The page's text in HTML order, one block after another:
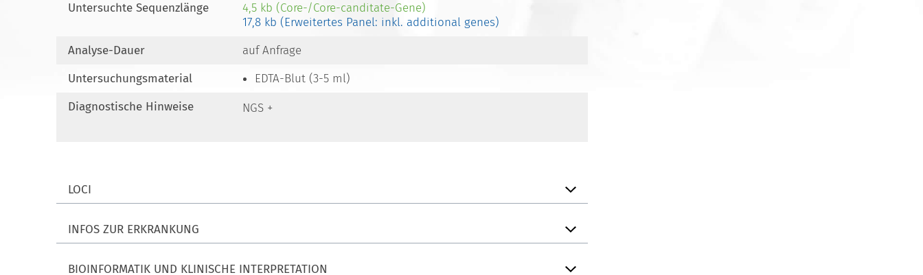
Untersuchte Sequenzlänge
4,5 kb (Core-/Core-canditate-Gene)
17,8 kb (Erweitertes Panel: inkl. additional genes)
Analyse-Dauer
auf Anfrage
Untersuchungsmaterial
EDTA-Blut (3-5 ml)
Diagnostische Hinweise
NGS +
LOCI
INFOS ZUR ERKRANKUNG
BIOINFORMATIK UND KLINISCHE INTERPRETATION